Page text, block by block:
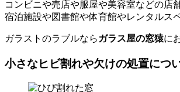
コンビニや売店や服屋や美容室などの店
宿泊施設や図書館や体育館やレンタルス
ガラストのラブルなら ガラス屋の窓猿に
小さなヒビ割れや欠けの処置につ